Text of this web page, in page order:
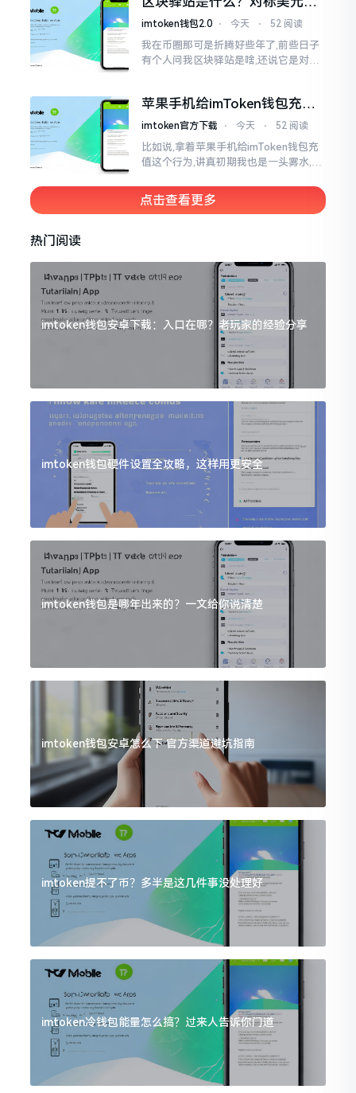
明白
ETH到底咋回事
imtoken钱包2.0 ⋅ 今天 ⋅ 52 阅读
我在币圈那可是折腾好些年了,前些日子
有个人问我区块驿站是啥,还说它是对标
找了些资料
苹果手机给imToken钱包充
值，这几步别搞错
imtoken官方下载 ⋅ 今天 ⋅ 52 阅读
比如说,拿着苹果手机给imToken钱包充
值这个行为,讲真初期我也是一头雾水,搞
制地址便大功告成,然而到了iPhone这儿
点击查看更多
热门阅读
imtoken钱包安卓下载：入口在哪？老玩家的经验分享
imtoken钱包硬件设置全攻略，这样用更安全
imtoken钱包是哪年出来的？一文给你说清楚
imtoken钱包安卓怎么下 官方渠道避坑指南
imtoken提不了币？多半是这几件事没处理好
imtoken冷钱包能量怎么搞？过来人告诉你门道